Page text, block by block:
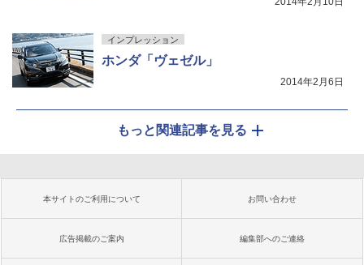
インプレッション
ホンダ「ヴェゼル」
2014年2月6日
もっと関連記事を見る
本サイトのご利用について お問い合わせ
広告掲載のご案内 編集部へのご連絡